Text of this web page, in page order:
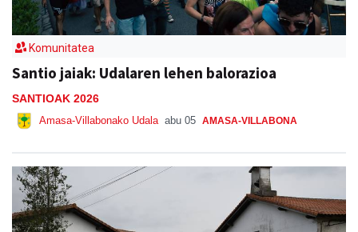
Komunitatea
Santio jaiak: Udalaren lehen balorazioa
SANTIOAK 2026
Amasa-Villabonako Udala abu 05 AMASA-VILLABONA